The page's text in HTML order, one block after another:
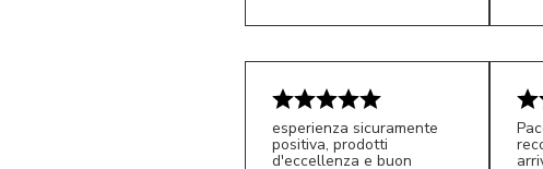
esperienza sicuramente
positiva, prodotti
d'eccellenza e buon